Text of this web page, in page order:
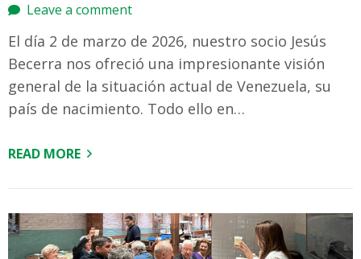
Leave a comment
El día 2 de marzo de 2026, nuestro socio Jesús
Becerra nos ofreció una impresionante visión
general de la situación actual de Venezuela, su
país de nacimiento. Todo ello en…
READ MORE